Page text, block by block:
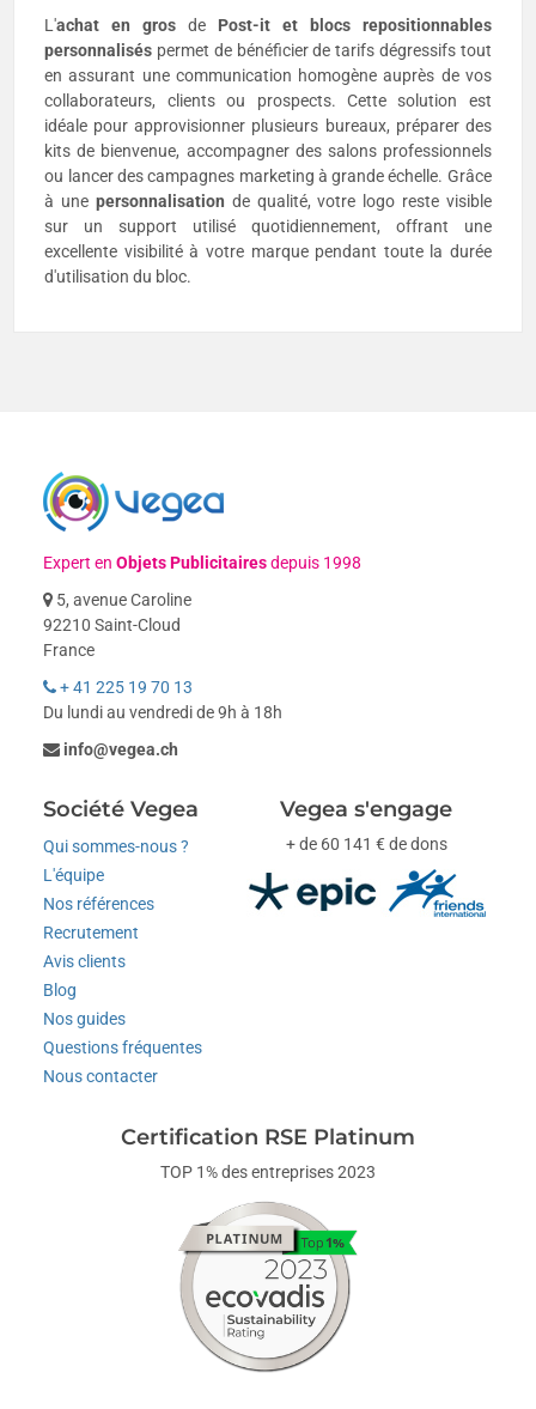
L'achat en gros de Post-it et blocs repositionnables
personnalisés permet de bénéficier de tarifs dégressifs tout
en assurant une communication homogène auprès de vos
collaborateurs, clients ou prospects. Cette solution est
idéale pour approvisionner plusieurs bureaux, préparer des
kits de bienvenue, accompagner des salons professionnels
ou lancer des campagnes marketing à grande échelle. Grâce
à une personnalisation de qualité, votre logo reste visible
sur un support utilisé quotidiennement, offrant une
excellente visibilité à votre marque pendant toute la durée
d'utilisation du bloc.
Expert enObjets Publicitairesdepuis 1998
5, avenue Caroline
92210 Saint-Cloud
France
+ 41 225 19 70 13
Du lundi au vendredi de 9h à 18h
info@vegea.ch
Société Vegea
Qui sommes-nous ?
L'équipe
Nos références
Recrutement
Avis clients
Blog
Nos guides
Questions fréquentes
Nous contacter
Vegea s'engage
+ de 60 141 € de dons
Certification RSE Platinum
TOP 1% des entreprises 2023